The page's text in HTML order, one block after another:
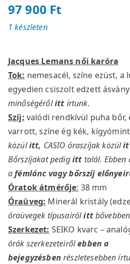
97 900 Ft
Jacques Lemans női karóra
Tok: nemesacél, színe ezüst, a
egyedien csiszolt edzett
minőségérőlitt írtunk.
Szíj: valódi rendkívül puha bőr,
varrott, színe ég kék,
közülitt, CASIO óraszíjak közül
Bőrszíjakat pedigitt talál. Ebben
afémlánc vagy bőrszíj
Óratok átmérője: 38 mm
Óraüveg: Minerál kristály
óraüvegek típusairólitt
Szerkezet: SEIKO kvarc –
órák szerkezeteirőlebben a
bejegyzésben részletesebben
1 készleten